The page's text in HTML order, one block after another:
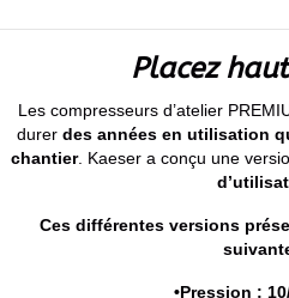
Placez
Les compresseurs d’atelier
durer des années en utilisation
chantier. Kaeser a conçu une
Ces différentes versions
•Pression :